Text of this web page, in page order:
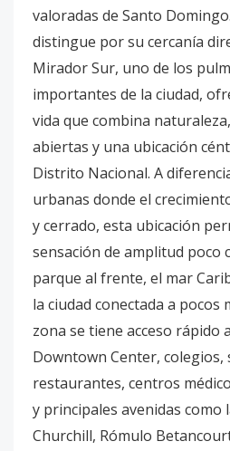
valoradas de Santo
distingue por su cercanía
Mirador Sur, uno de los
importantes de la ciudad,
vida que combina
abiertas y una ubicación
Distrito Nacional. A
urbanas donde el
y cerrado, esta ubicación
sensación de amplitud poco
parque al frente, el mar
la ciudad conectada a pocos
zona se tiene acceso rápido
Downtown Center, colegios,
restaurantes, centros
y principales avenidas como
Churchill, Rómulo